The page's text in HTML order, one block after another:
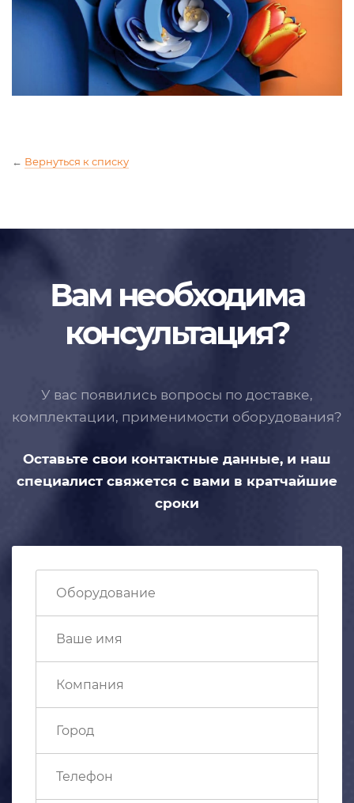
← Вернуться к списку
Вам необходима
консультация?
У вас появились вопросы по доставке,
комплектации, применимости оборудования?
Оставьте свои контактные данные, и наш
специалист свяжется с вами в кратчайшие
сроки